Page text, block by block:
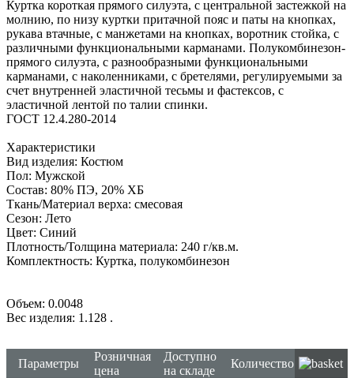
Куртка короткая прямого силуэта, с центральной застежкой на
молнию, по низу куртки притачной пояс и паты на кнопках,
рукава втачные, с манжетами на кнопках, воротник стойка, с
различными функциональными карманами. Полукомбинезон-
прямого силуэта, с разнообразными функциональными
карманами, с наколенниками, с бретелями, регулируемыми за
счет внутренней эластичной тесьмы и фастексов, с
эластичной лентой по талии спинки.
ГОСТ 12.4.280-2014
Характеристики
Вид изделия: Костюм
Пол: Мужской
Состав: 80% ПЭ, 20% ХБ
Ткань/Материал верха: смесовая
Сезон: Лето
Цвет: Синий
Плотность/Толщина материала: 240 г/кв.м.
Комплектность: Куртка, полукомбинезон
Объем: 0.0048
Вес изделия: 1.128 .
Параметры
Розничная
цена
Доступно
на складе
Количество